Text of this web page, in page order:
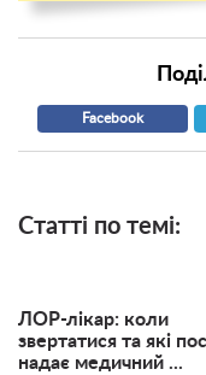
Facebook
Статті по темі:
ЛОР-лікар: коли
звертатися та які
надає медичний ...